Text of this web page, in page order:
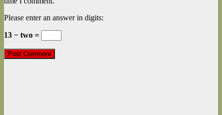
Please enter an answer in digits:
13 − two =